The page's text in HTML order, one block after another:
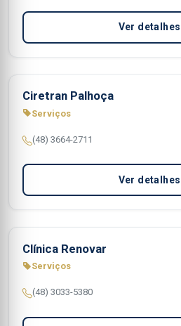
Ver detalhes
Ciretran Palhoça
Serviços
(48) 3664-2711
Ver detalhes
Clínica Renovar
Serviços
(48) 3033-5380